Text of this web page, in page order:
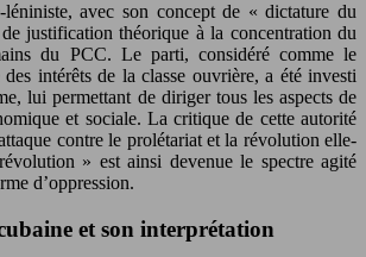
léniniste, avec son concept de « dictature du
justification théorique à la concentration du
du PCC. Le parti, considéré comme le
intérêts de la classe ouvrière, a été investi
lui permettant de diriger tous les aspects de
et sociale. La critique de cette autorité
contre le prolétariat et la révolution elle-
» est ainsi devenue le spectre agité
d’oppression.
et son interprétation